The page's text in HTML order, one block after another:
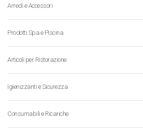
Arredi e Accessori
Prodotti Spa e Piscina
Articoli per Ristorazione
Igienizzanti e Sicurezza
Consumabili e Ricariche